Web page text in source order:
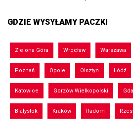
GDZIE WYSYŁAMY PACZKI
Zielona Góra Wrocław Warszawa
Poznań Opole Olsztyn Łódź
Katowice Gorzów Wielkopolski
Białystok Kraków Radom